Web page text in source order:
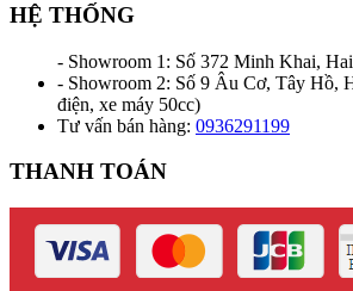
HỆ THỐNG
- Showroom 1: Số 372 Minh Khai,
- Showroom 2: Số 9 Âu Cơ, Tây Hồ,
điện, xe máy 50cc)
Tư vấn bán hàng: 0936291199
THANH TOÁN